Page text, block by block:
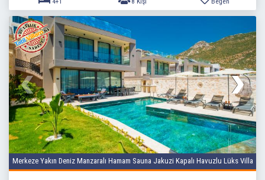
Merkeze Yakın Deniz Manzaralı Hamam Sauna Jakuzi Kapalı Havuzlu Lüks Villa